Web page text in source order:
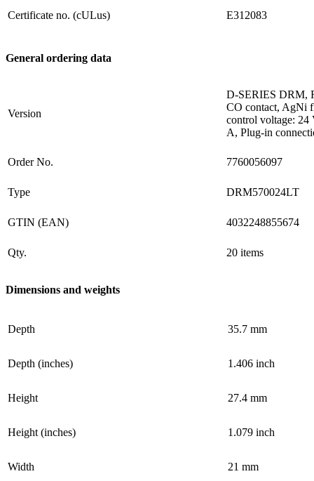
Certificate no. (cULus) E312083
General ordering data
Version
D-SERIES DRM,
CO contact, AgNi
control voltage: 24
A, Plug-in
Order No. 7760056097
Type DRM570024LT
GTIN (EAN) 4032248855674
Qty. 20 items
Dimensions and weights
Depth 35.7 mm
Depth (inches) 1.406 inch
Height 27.4 mm
Height (inches) 1.079 inch
Width 21 mm